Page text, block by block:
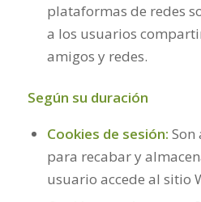
plataformas de redes
a los usuarios
amigos y redes.
Según su duración
Cookies de sesión: Son
para recabar y
usuario accede al sitio